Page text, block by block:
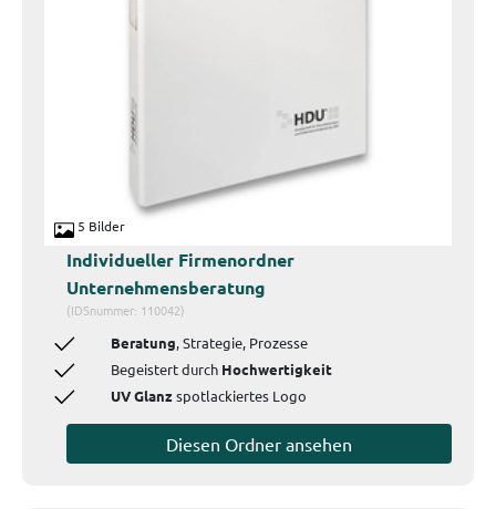
5 Bilder
Individueller Firmenordner
Unternehmensberatung
(IDSnummer: 110042)
Beratung, Strategie, Prozesse
Begeistert durch Hochwertigkeit
UV Glanzspotlackiertes Logo
Diesen Ordner ansehen